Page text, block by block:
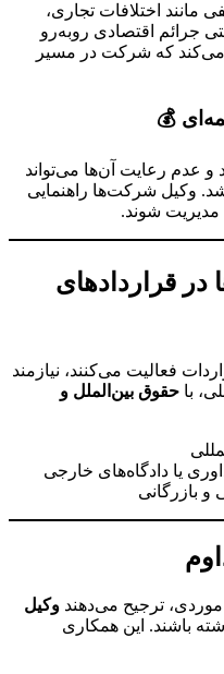
اختلافات تجاری،
جرائم اقتصادی روبه‌رو
که شرکت در مسیر
و عدم رعایت آن‌ها می‌تواند
وکیل شرکت‌ها راهنمایی
مدیریت شوند.
قراردادهای
فعالیت می‌کنند، نیازمند
با حقوق بین‌الملل و
یا دادگاه‌های خارجی
بازرگانی
ترجیح می‌دهند وکیل
باشند. این همکاری